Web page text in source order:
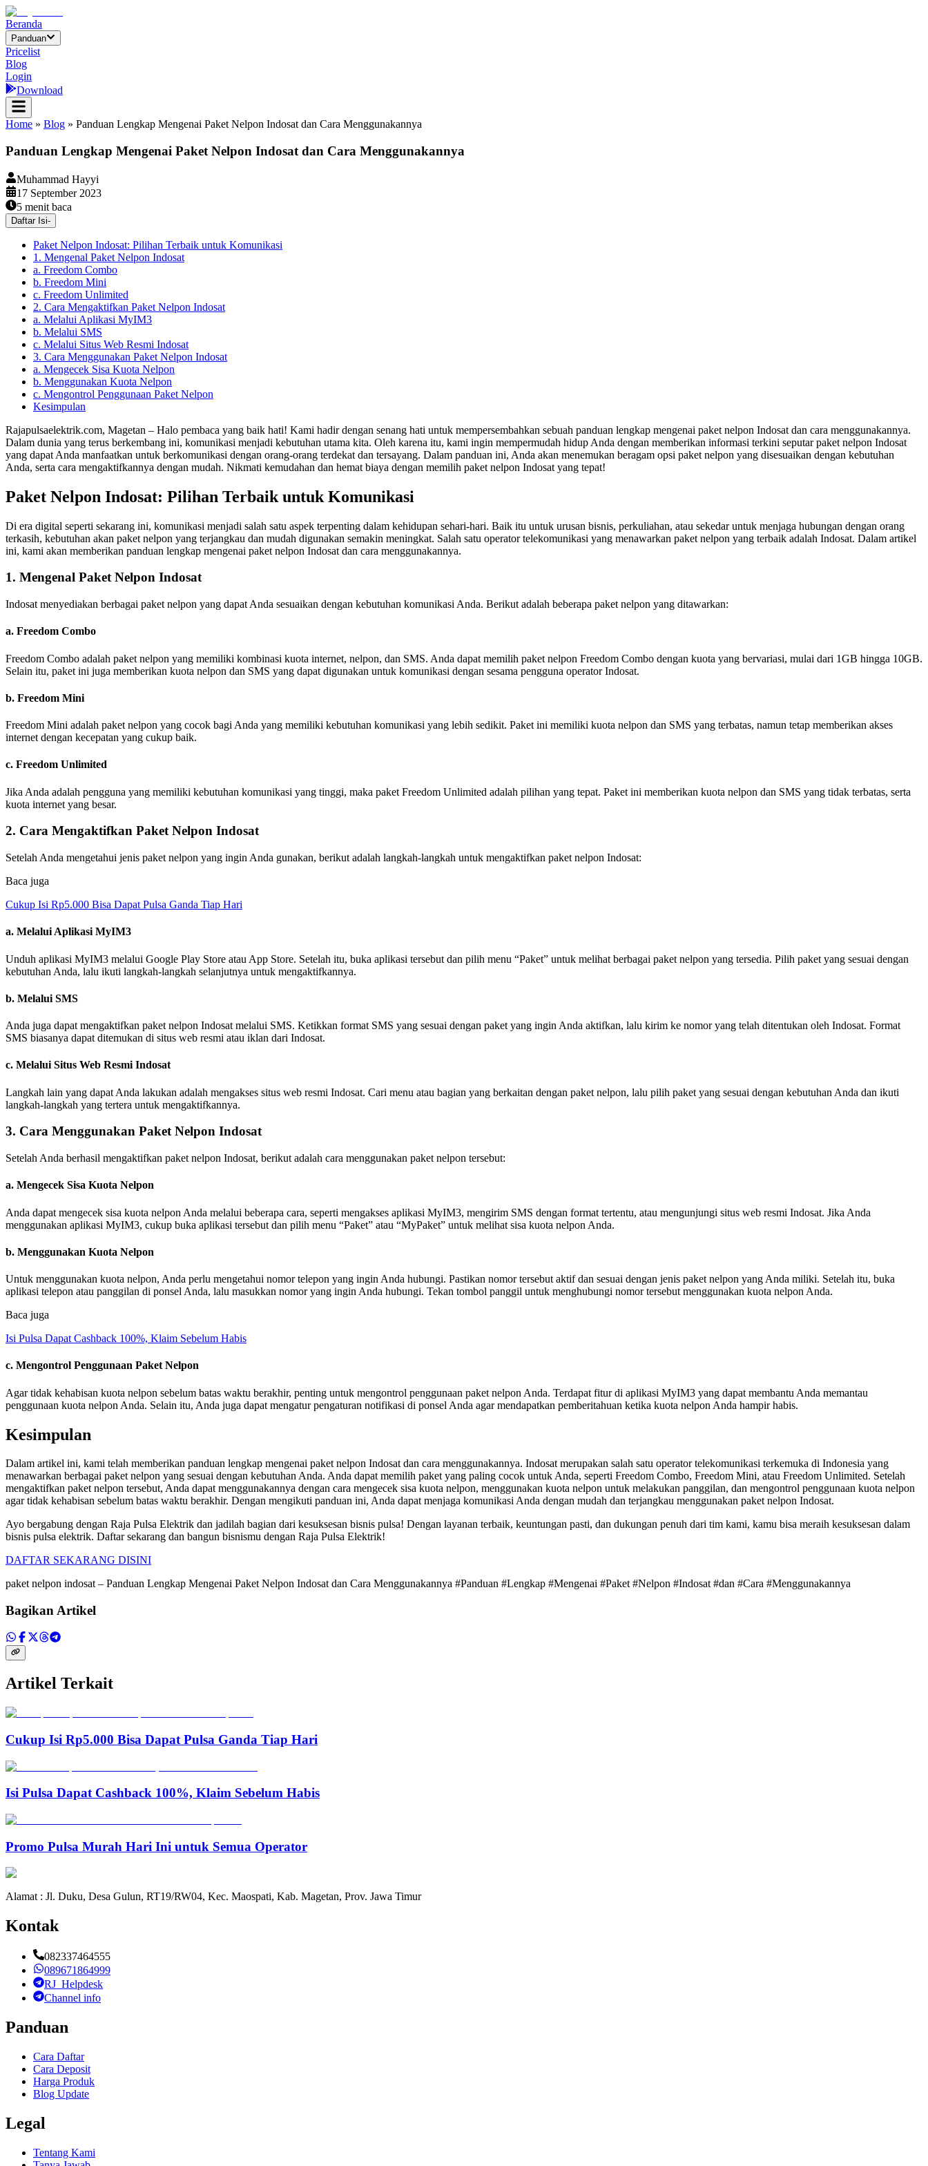
Beranda
Panduan
Pricelist
Blog
Login
Download
Home » Blog » Panduan Lengkap Mengenai Paket Nelpon Indosat dan Cara Menggunakannya
Panduan Lengkap Mengenai Paket Nelpon Indosat dan Cara Menggunakannya
Muhammad Hayyi
17 September 2023
5 menit baca
Daftar Isi-
Paket Nelpon Indosat: Pilihan Terbaik untuk Komunikasi
1. Mengenal Paket Nelpon Indosat
a. Freedom Combo
b. Freedom Mini
c. Freedom Unlimited
2. Cara Mengaktifkan Paket Nelpon Indosat
a. Melalui Aplikasi MyIM3
b. Melalui SMS
c. Melalui Situs Web Resmi Indosat
3. Cara Menggunakan Paket Nelpon Indosat
a. Mengecek Sisa Kuota Nelpon
b. Menggunakan Kuota Nelpon
c. Mengontrol Penggunaan Paket Nelpon
Kesimpulan
Rajapulsaelektrik.com, Magetan – Halo pembaca yang baik hati! Kami hadir dengan senang hati untuk mempersembahkan sebuah panduan lengkap mengenai paket nelpon Indosat dan cara menggunakannya.
Dalam dunia yang terus berkembang ini, komunikasi menjadi kebutuhan utama kita. Oleh karena itu, kami ingin mempermudah hidup Anda dengan memberikan informasi terkini seputar paket nelpon Indosat
yang dapat Anda manfaatkan untuk berkomunikasi dengan orang-orang terdekat dan tersayang. Dalam panduan ini, Anda akan menemukan beragam opsi paket nelpon yang disesuaikan dengan kebutuhan
Anda, serta cara mengaktifkannya dengan mudah. Nikmati kemudahan dan hemat biaya dengan memilih paket nelpon Indosat yang tepat!
Paket Nelpon Indosat: Pilihan Terbaik untuk Komunikasi
Di era digital seperti sekarang ini, komunikasi menjadi salah satu aspek terpenting dalam kehidupan sehari-hari. Baik itu untuk urusan bisnis, perkuliahan, atau sekedar untuk menjaga hubungan dengan orang
terkasih, kebutuhan akan paket nelpon yang terjangkau dan mudah digunakan semakin meningkat. Salah satu operator telekomunikasi yang menawarkan paket nelpon yang terbaik adalah Indosat. Dalam artikel
ini, kami akan memberikan panduan lengkap mengenai paket nelpon Indosat dan cara menggunakannya.
1. Mengenal Paket Nelpon Indosat
Indosat menyediakan berbagai paket nelpon yang dapat Anda sesuaikan dengan kebutuhan komunikasi Anda. Berikut adalah beberapa paket nelpon yang ditawarkan:
a. Freedom Combo
Freedom Combo adalah paket nelpon yang memiliki kombinasi kuota internet, nelpon, dan SMS. Anda dapat memilih paket nelpon Freedom Combo dengan kuota yang bervariasi, mulai dari 1GB hingga 10GB.
Selain itu, paket ini juga memberikan kuota nelpon dan SMS yang dapat digunakan untuk komunikasi dengan sesama pengguna operator Indosat.
b. Freedom Mini
Freedom Mini adalah paket nelpon yang cocok bagi Anda yang memiliki kebutuhan komunikasi yang lebih sedikit. Paket ini memiliki kuota nelpon dan SMS yang terbatas, namun tetap memberikan akses
internet dengan kecepatan yang cukup baik.
c. Freedom Unlimited
Jika Anda adalah pengguna yang memiliki kebutuhan komunikasi yang tinggi, maka paket Freedom Unlimited adalah pilihan yang tepat. Paket ini memberikan kuota nelpon dan SMS yang tidak terbatas, serta
kuota internet yang besar.
2. Cara Mengaktifkan Paket Nelpon Indosat
Setelah Anda mengetahui jenis paket nelpon yang ingin Anda gunakan, berikut adalah langkah-langkah untuk mengaktifkan paket nelpon Indosat:
Baca juga
Cukup Isi Rp5.000 Bisa Dapat Pulsa Ganda Tiap Hari
a. Melalui Aplikasi MyIM3
Unduh aplikasi MyIM3 melalui Google Play Store atau App Store. Setelah itu, buka aplikasi tersebut dan pilih menu “Paket” untuk melihat berbagai paket nelpon yang tersedia. Pilih paket yang sesuai dengan
kebutuhan Anda, lalu ikuti langkah-langkah selanjutnya untuk mengaktifkannya.
b. Melalui SMS
Anda juga dapat mengaktifkan paket nelpon Indosat melalui SMS. Ketikkan format SMS yang sesuai dengan paket yang ingin Anda aktifkan, lalu kirim ke nomor yang telah ditentukan oleh Indosat. Format
SMS biasanya dapat ditemukan di situs web resmi atau iklan dari Indosat.
c. Melalui Situs Web Resmi Indosat
Langkah lain yang dapat Anda lakukan adalah mengakses situs web resmi Indosat. Cari menu atau bagian yang berkaitan dengan paket nelpon, lalu pilih paket yang sesuai dengan kebutuhan Anda dan ikuti
langkah-langkah yang tertera untuk mengaktifkannya.
3. Cara Menggunakan Paket Nelpon Indosat
Setelah Anda berhasil mengaktifkan paket nelpon Indosat, berikut adalah cara menggunakan paket nelpon tersebut:
a. Mengecek Sisa Kuota Nelpon
Anda dapat mengecek sisa kuota nelpon Anda melalui beberapa cara, seperti mengakses aplikasi MyIM3, mengirim SMS dengan format tertentu, atau mengunjungi situs web resmi Indosat. Jika Anda
menggunakan aplikasi MyIM3, cukup buka aplikasi tersebut dan pilih menu “Paket” atau “MyPaket” untuk melihat sisa kuota nelpon Anda.
b. Menggunakan Kuota Nelpon
Untuk menggunakan kuota nelpon, Anda perlu mengetahui nomor telepon yang ingin Anda hubungi. Pastikan nomor tersebut aktif dan sesuai dengan jenis paket nelpon yang Anda miliki. Setelah itu, buka
aplikasi telepon atau panggilan di ponsel Anda, lalu masukkan nomor yang ingin Anda hubungi. Tekan tombol panggil untuk menghubungi nomor tersebut menggunakan kuota nelpon Anda.
Baca juga
Isi Pulsa Dapat Cashback 100%, Klaim Sebelum Habis
c. Mengontrol Penggunaan Paket Nelpon
Agar tidak kehabisan kuota nelpon sebelum batas waktu berakhir, penting untuk mengontrol penggunaan paket nelpon Anda. Terdapat fitur di aplikasi MyIM3 yang dapat membantu Anda memantau
penggunaan kuota nelpon Anda. Selain itu, Anda juga dapat mengatur pengaturan notifikasi di ponsel Anda agar mendapatkan pemberitahuan ketika kuota nelpon Anda hampir habis.
Kesimpulan
Dalam artikel ini, kami telah memberikan panduan lengkap mengenai paket nelpon Indosat dan cara menggunakannya. Indosat merupakan salah satu operator telekomunikasi terkemuka di Indonesia yang
menawarkan berbagai paket nelpon yang sesuai dengan kebutuhan Anda. Anda dapat memilih paket yang paling cocok untuk Anda, seperti Freedom Combo, Freedom Mini, atau Freedom Unlimited. Setelah
mengaktifkan paket nelpon tersebut, Anda dapat menggunakannya dengan cara mengecek sisa kuota nelpon, menggunakan kuota nelpon untuk melakukan panggilan, dan mengontrol penggunaan kuota nelpon
agar tidak kehabisan sebelum batas waktu berakhir. Dengan mengikuti panduan ini, Anda dapat menjaga komunikasi Anda dengan mudah dan terjangkau menggunakan paket nelpon Indosat.
Ayo bergabung dengan Raja Pulsa Elektrik dan jadilah bagian dari kesuksesan bisnis pulsa! Dengan layanan terbaik, keuntungan pasti, dan dukungan penuh dari tim kami, kamu bisa meraih kesuksesan dalam
bisnis pulsa elektrik. Daftar sekarang dan bangun bisnismu dengan Raja Pulsa Elektrik!
DAFTAR SEKARANG DISINI
paket nelpon indosat – Panduan Lengkap Mengenai Paket Nelpon Indosat dan Cara Menggunakannya #Panduan #Lengkap #Mengenai #Paket #Nelpon #Indosat #dan #Cara #Menggunakannya
Bagikan Artikel
Artikel Terkait
Cukup Isi Rp5.000 Bisa Dapat Pulsa Ganda Tiap Hari
Isi Pulsa Dapat Cashback 100%, Klaim Sebelum Habis
Promo Pulsa Murah Hari Ini untuk Semua Operator
Alamat : Jl. Duku, Desa Gulun, RT19/RW04, Kec. Maospati, Kab. Magetan, Prov. Jawa Timur
Kontak
082337464555
089671864999
RJ_Helpdesk
Channel info
Panduan
Cara Daftar
Cara Deposit
Harga Produk
Blog Update
Legal
Tentang Kami